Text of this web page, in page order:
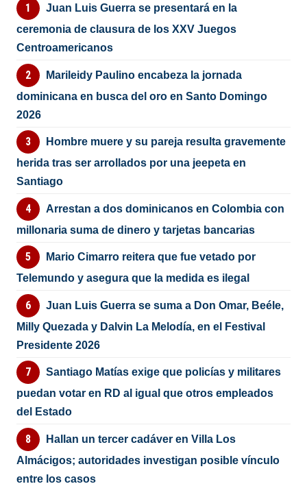
Juan Luis Guerra se presentará en la
ceremonia de clausura de los XXV Juegos
Centroamericanos
Marileidy Paulino encabeza la jornada
dominicana en busca del oro en Santo Domingo
2026
Hombre muere y su pareja resulta gravemente
herida tras ser arrollados por una jeepeta en
Santiago
Arrestan a dos dominicanos en Colombia con
millonaria suma de dinero y tarjetas bancarias
Mario Cimarro reitera que fue vetado por
Telemundo y asegura que la medida es ilegal
Juan Luis Guerra se suma a Don Omar, Beéle,
Milly Quezada y Dalvin La Melodía, en el Festival
Presidente 2026
Santiago Matías exige que policías y militares
puedan votar en RD al igual que otros empleados
del Estado
Hallan un tercer cadáver en Villa Los
Almácigos; autoridades investigan posible vínculo
entre los casos